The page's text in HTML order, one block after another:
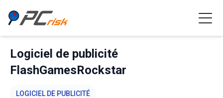
Logiciel de publicité
FlashGamesRockstar
LOGICIEL DE PUBLICITÉ